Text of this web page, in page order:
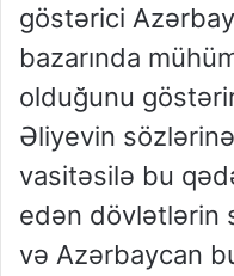
göstərici
bazarında
olduğunu
Əliyevin
vasitəsilə bu
edən dövlətlərin
və Azərbaycan